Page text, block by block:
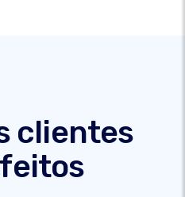
clientes